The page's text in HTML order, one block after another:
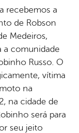
recebemos a
de Robson
Medeiros,
comunidade
Russo. O
vítima
na
na cidade de
será para
seu jeito